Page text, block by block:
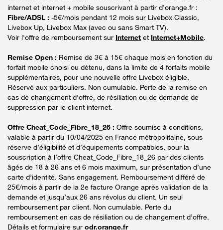
internet et internet + mobile souscrivant à partir d’orange.fr :
Fibre/ADSL : -5€/mois pendant 12 mois sur Livebox Classic,
Livebox Up, Livebox Max (avec ou sans Smart TV).
Voir l'offre de remboursement sur Internet et Internet+Mobile.
Remise Open : Remise de 3€ à 15€ chaque mois en fonction du
forfait mobile choisi ou détenu, dans la limite de 4 forfaits mobile
supplémentaires, pour une nouvelle offre Livebox éligible.
Réservé aux particuliers. Non cumulable. Perte de la remise en
cas de changement d'offre, de résiliation ou de demande de
suppression par le client internet.
Offre Cheat_Code_Fibre_18_26 : Offre soumise à conditions,
valable à partir du 10/04/2025 en France métropolitaine, sous
réserve d’éligibilité et d’équipements compatibles, pour la
souscription à l’offre Cheat_Code_Fibre_18_26 par des clients
âgés de 18 à 26 ans et 6 mois maximum, sur présentation d’une
carte d’identité. Sans engagement. Remboursement différé de
25€/mois à partir de la 2e facture Orange après validation de la
demande et jusqu’aux 26 ans révolus du client. Un seul
remboursement par client. Non cumulable. Perte du
remboursement en cas de résiliation ou de changement d’offre.
Détails et formulaire sur odr.orange.fr